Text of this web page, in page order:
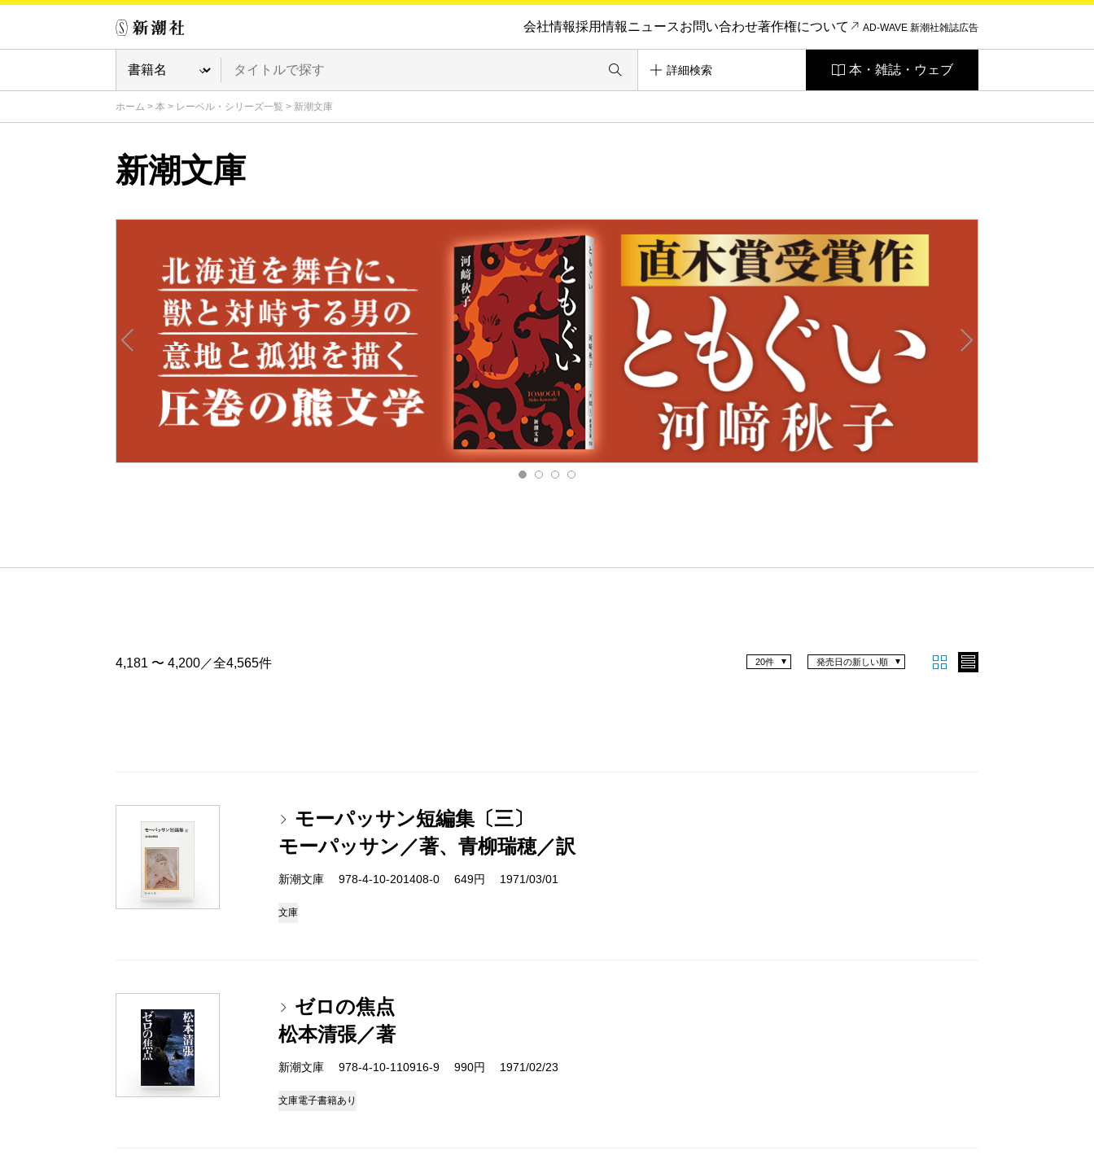
会社情報採用情報ニュースお問い合わせ著作権について AD-WAVE 新潮社雑誌広告
詳細検索 本・雑誌・ウェブ
ホーム > 本 > レーベル・シリーズ一覧 > 新潮文庫
新潮文庫
4,181 〜 4,200／全4,565件 発売日の新しい順
20件
モーパッサン短編集〔三〕
モーパッサン／著、青柳瑞穂／訳
新潮文庫 978-4-10-201408-0 649円 1971/03/01
文庫
ゼロの焦点
松本清張／著
新潮文庫 978-4-10-110916-9 990円 1971/02/23
文庫電子書籍あり